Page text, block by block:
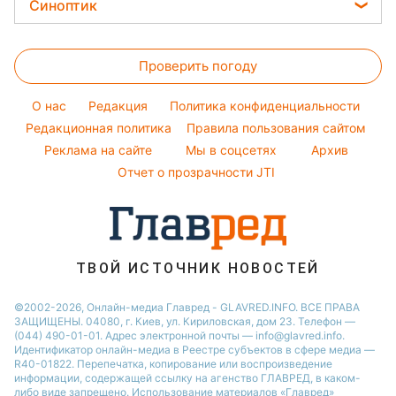
Новости Днепра
Ольга Сумская
Филипп Киркоров
Елена Зеленская
Ани Лорак
Кейт Миддлтон
Алла Пугачева
Легкие десерты
Праздничное меню
Авто
Стирка
Комнатные растения
Денежная помощь
Курс валют
Синоптик
Магнитные бури
Погода на сегодня
Погода на завтра
Пылевая буря
Проверить погоду
O нас Редакция
Политика конфиденциальности
Редакционная политика
Правила пользования сайтом
Реклама на сайте
Мы в соцсетях
Архив
Отчет о прозрачности JTI
ТВОЙ ИСТОЧНИК НОВОСТЕЙ
©2002-2026, Онлайн-медиа Главред - GLAVRED.INFO. ВСЕ ПРАВА
ЗАЩИЩЕНЫ. 04080, г. Киев, ул. Кириловская, дом 23. Телефон —
(044) 490-01-01. Адрес электронной почты — info@glavred.info.
Идентификатор онлайн-медиа в Реестре cубъектов в сфере медиа —
R40-01822. Перепечатка, копирование или воспроизведение
информации, содержащей ссылку на агенство ГЛАВРЕД, в каком-
либо виде запрещено. Использование материалов «Главред»